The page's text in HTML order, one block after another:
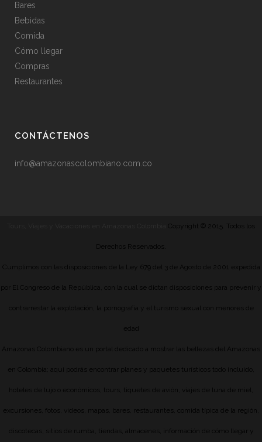
Bares
Bebidas
Comida
Cómo llegar
Compras
Restaurantes
CONTÁCTENOS
info@amazonascolombiano.com.co
Copyright © 2015. Todos los
Derechos Reservados.
Cumplimos con las disposiciones de la Ley 679 del 3 de Agosto de 2001 expedida
por El Congreso de la República, con la cual se dictan disposiciones para prevenir y
contrarrestar la explotación, la pornografía y el turismo sexual con menores de
edad
Amazonas Colombiano es un portal dedicado a mostrar las bellezas del Amazonas
en Colombia; aqui podrás encontrar planes y paquetes turísticos todo incluido,
hoteles de lujo o económicos, tours, tiquetes de avión, viajes de luna de miel,
excursiones, fotos, videos, mapas, bares, restaurantes, comida típica de la región,
discotecas, sitios de rumba, tiendas, almacenes, información de cómo llegar y